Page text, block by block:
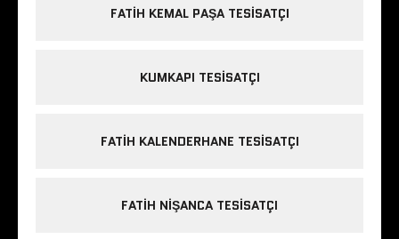
FATIH KEMAL PAŞA TESISATÇI
KUMKAPI TESISATÇI
FATIH KALENDERHANE TESISATÇI
FATIH NIŞANCA TESISATÇI